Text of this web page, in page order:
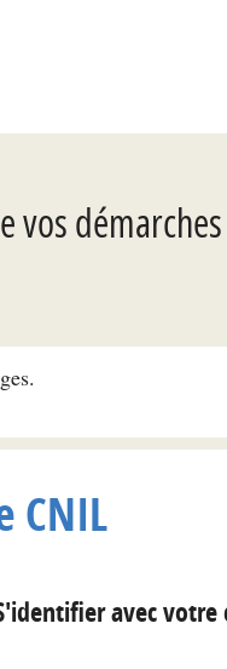
CNIL
avec votre